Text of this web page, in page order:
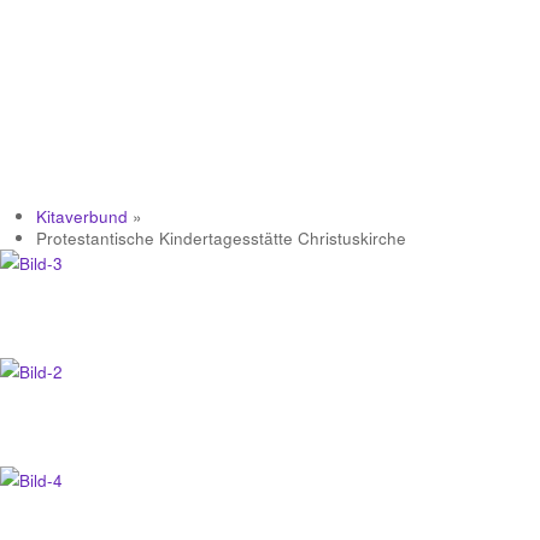
Kitaverbund »
Protestantische Kindertagesstätte Christuskirche